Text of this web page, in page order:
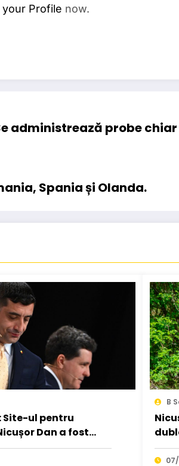
your Profile now.
administrează probe
Spania și Olanda.
Site-ul pentru
Dan a fost
plătit de AUR
B